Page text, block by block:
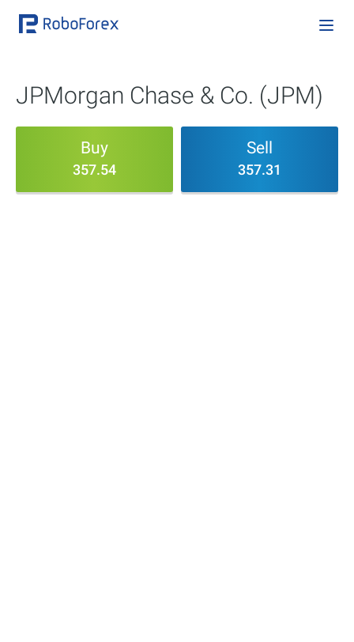
JPMorgan Chase & Co. (JPM)
Buy
357.54
Sell
357.31